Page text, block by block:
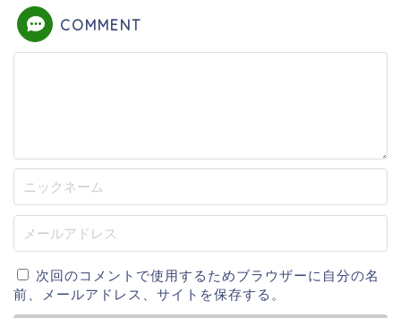
COMMENT
次回のコメントで使用するためブラウザーに自分の名
前、メールアドレス、サイトを保存する。